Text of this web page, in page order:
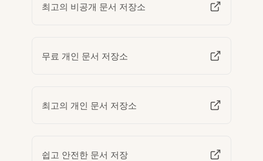
최고의 비공개 문서 저장소
무료 개인 문서 저장소
최고의 개인 문서 저장소
쉽고 안전한 문서 저장